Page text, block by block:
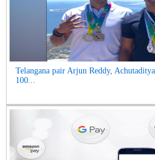
Telangana pair Arjun Reddy,
100...